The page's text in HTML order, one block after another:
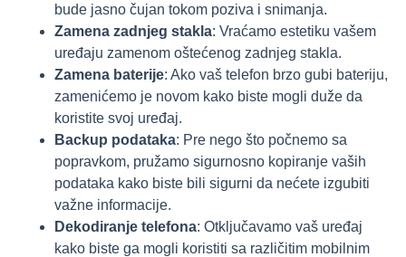
bude jasno čujan tokom poziva i snimanja.
Zamena zadnjeg stakla: Vraćamo estetiku vašem
uređaju zamenom oštećenog zadnjeg stakla.
Zamena baterije: Ako vaš telefon brzo gubi bateriju,
zamenićemo je novom kako biste mogli duže da
koristite svoj uređaj.
Backup podataka: Pre nego što počnemo sa
popravkom, pružamo sigurnosno kopiranje vaših
podataka kako biste bili sigurni da nećete izgubiti
važne informacije.
Dekodiranje telefona: Otključavamo vaš uređaj
kako biste ga mogli koristiti sa različitim mobilnim